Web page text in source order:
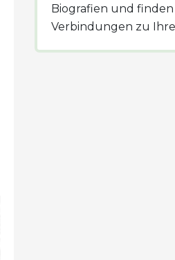
Biografien und
Verbindungen zu